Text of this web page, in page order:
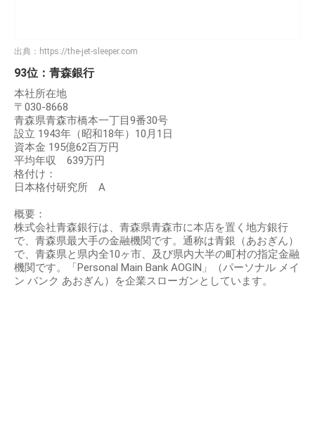
出典： https://the-jet-sleeper.com
93位：青森銀行
本社所在地
〒030-8668
青森県青森市橋本一丁目9番30号
設立 1943年（昭和18年）10月1日
資本金 195億62百万円
平均年収 639万円
格付け：
日本格付研究所 A
概要：
株式会社青森銀行は、青森県青森市に本店を置く地方銀行
で、青森県最大手の金融機関です。通称は青銀（あおぎん）
で、青森県と県内全10ヶ市、及び県内大半の町村の指定金融
機関です。「Personal Main Bank AOGIN」（パーソナル メイ
ン バンク あおぎん）を企業スローガンとしています。